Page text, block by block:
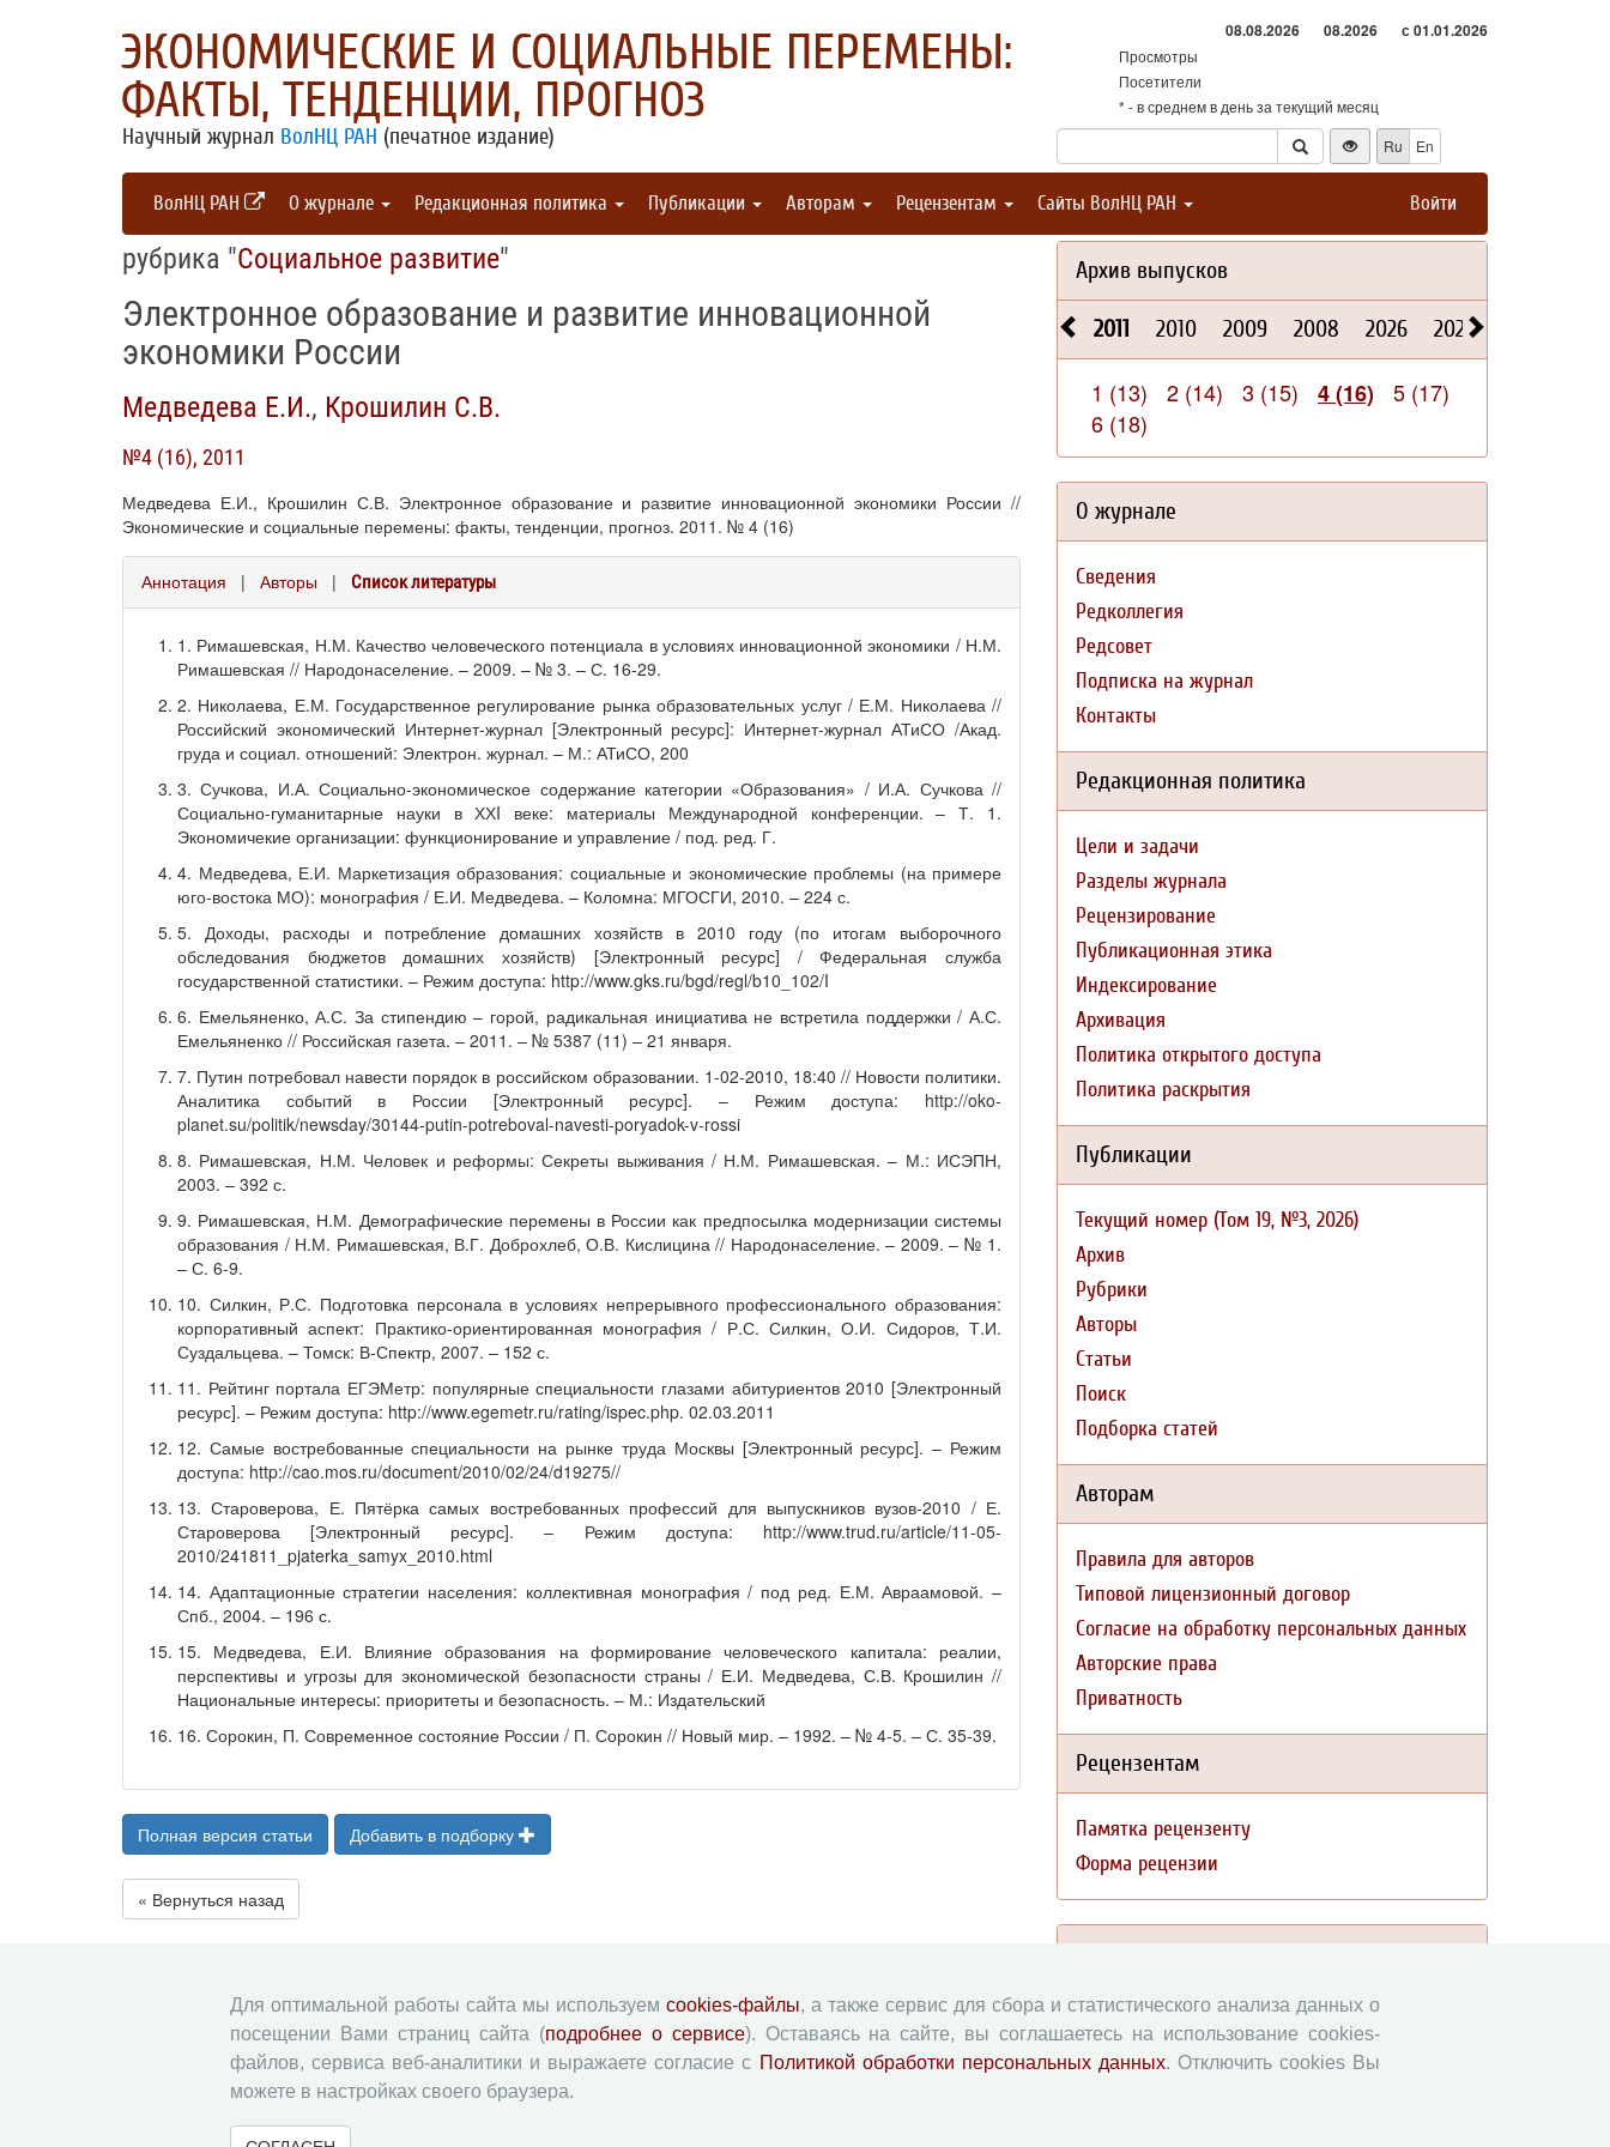
ЭКОНОМИЧЕСКИЕ И СОЦИАЛЬНЫЕ ПЕРЕМЕНЫ:
ФАКТЫ, ТЕНДЕНЦИИ, ПРОГНОЗ
Научный журнал ВолНЦ РАН (печатное издание)
08.08.2026 08.2026 с 01.01.2026
Просмотры
Посетители
* - в среднем в день за текущий месяц
Ru
En
ВолНЦ РАН О журнале Редакционная политика Публикации Авторам Рецензентам Сайты ВолНЦ РАН Войти
рубрика "Социальное развитие"
Электронное образование и развитие инновационной
экономики России
Медведева Е.И., Крошилин С.В.
№4 (16), 2011
Медведева Е.И., Крошилин С.В. Электронное образование и развитие инновационной экономики России //
Экономические и социальные перемены: факты, тенденции, прогноз. 2011. № 4 (16)
Аннотация | Авторы | Список литературы
1. Римашевская, Н.М. Качество человеческого потенциала в условиях инновационной экономики / Н.М.
Римашевская // Народонаселение. – 2009. – № 3. – С. 16-29.
2. Николаева, Е.М. Государственное регулирование рынка образовательных услуг / Е.М. Николаева //
Российский экономический Интернет-журнал [Электронный ресурс]: Интернет-журнал АТиСО /Акад.
груда и социал. отношений: Электрон. журнал. – М.: АТиСО, 200
3. Сучкова, И.А. Социально-экономическое содержание категории «Образования» / И.А. Сучкова //
Социально-гуманитарные науки в ХХI веке: материалы Международной конференции. – Т. 1.
Экономичекие организации: функционирование и управление / под. ред. Г.
4. Медведева, Е.И. Маркетизация образования: социальные и экономические проблемы (на примере
юго-востока МО): монография / Е.И. Медведева. – Коломна: МГОСГИ, 2010. – 224 с.
5. Доходы, расходы и потребление домашних хозяйств в 2010 году (по итогам выборочного
обследования бюджетов домашних хозяйств) [Электронный ресурс] / Федеральная служба
государственной статистики. – Режим доступа: http://www.gks.ru/bgd/regl/b10_102/I
6. Емельяненко, А.С. За стипендию – горой, радикальная инициатива не встретила поддержки / А.С.
Емельяненко // Российская газета. – 2011. – № 5387 (11) – 21 января.
7. Путин потребовал навести порядок в российском образовании. 1-02-2010, 18:40 // Новости политики.
Аналитика событий в России [Электронный ресурс]. – Режим доступа: http://oko-
planet.su/politik/newsday/30144-putin-potreboval-navesti-poryadok-v-rossi
8. Римашевская, Н.М. Человек и реформы: Секреты выживания / Н.М. Римашевская. – М.: ИСЭПН,
2003. – 392 с.
9. Римашевская, Н.М. Демографические перемены в России как предпосылка модернизации системы
образования / Н.М. Римашевская, В.Г. Доброхлеб, О.В. Кислицина // Народонаселение. – 2009. – № 1.
– С. 6-9.
10. Силкин, Р.С. Подготовка персонала в условиях непрерывного профессионального образования:
корпоративный аспект: Практико-ориентированная монография / Р.С. Силкин, О.И. Сидоров, Т.И.
Суздальцева. – Томск: В-Спектр, 2007. – 152 с.
11. Рейтинг портала ЕГЭМетр: популярные специальности глазами абитуриентов 2010 [Электронный
ресурс]. – Режим доступа: http://www.egemetr.ru/rating/ispec.php. 02.03.2011
12. Самые востребованные специальности на рынке труда Москвы [Электронный ресурс]. – Режим
доступа: http://cao.mos.ru/document/2010/02/24/d19275//
13. Староверова, Е. Пятёрка самых востребованных профессий для выпускников вузов-2010 / Е.
Староверова [Электронный ресурс]. – Режим доступа: http://www.trud.ru/article/11-05-
2010/241811_pjaterka_samyx_2010.html
14. Адаптационные стратегии населения: коллективная монография / под ред. Е.М. Авраамовой. –
Спб., 2004. – 196 с.
15. Медведева, Е.И. Влияние образования на формирование человеческого капитала: реалии,
перспективы и угрозы для экономической безопасности страны / Е.И. Медведева, С.В. Крошилин //
Национальные интересы: приоритеты и безопасность. – М.: Издательский
16. Сорокин, П. Современное состояние России / П. Сорокин // Новый мир. – 1992. – № 4-5. – С. 35-39.
Полная версия статьи Добавить в подборку
« Вернуться назад
Архив выпусков
2011 2010 2009 2008 2026 2025
1 (13) 2 (14) 3 (15) 4 (16)
5 (17)
6 (18)
О журнале
Сведения
Редколлегия
Редсовет
Подписка на журнал
Контакты
Редакционная политика
Цели и задачи
Разделы журнала
Рецензирование
Публикационная этика
Индексирование
Архивация
Политика открытого доступа
Политика раскрытия
Публикации
Текущий номер (Том 19, №3, 2026)
Архив
Рубрики
Авторы
Статьи
Поиск
Подборка статей
Авторам
Правила для авторов
Типовой лицензионный договор
Согласие на обработку персональных данных
Авторские права
Приватность
Рецензентам
Памятка рецензенту
Форма рецензии
Экономические и социальные перемены
Проблемы развития территории
Для оптимальной работы сайта мы используем cookies-файлы, а также сервис для сбора и статистического анализа данных о
посещении Вами страниц сайта (подробнее о сервисе). Оставаясь на сайте, вы соглашаетесь на использование cookies-
файлов, сервиса веб-аналитики и выражаете согласие с Политикой обработки персональных данных. Отключить cookies Вы
можете в настройках своего браузера.